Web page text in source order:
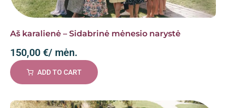
Aš karalienė – Sidabrinė mėnesio narystė
150,00 €/ mėn.
ADD TO CART